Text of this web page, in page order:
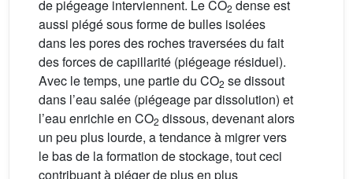
de piégeage interviennent. Le CO2 dense est
aussi piégé sous forme de bulles isolées
dans les pores des roches traversées du fait
des forces de capillarité (piégeage résiduel).
Avec le temps, une partie du CO2 se dissout
dans l’eau salée (piégeage par dissolution) et
l’eau enrichie en CO2 dissous, devenant alors
un peu plus lourde, a tendance à migrer vers
le bas de la formation de stockage, tout ceci
contribuant à piéger de plus en plus